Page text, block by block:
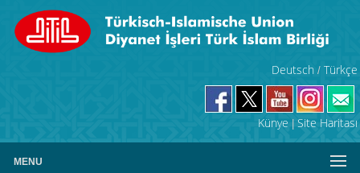
Deutsch / Türkçe
Künye Site Haritası
MENU